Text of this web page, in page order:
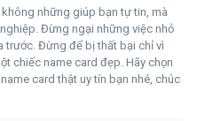
không những giúp bạn tự tin, mà
Đừng ngại những việc nhỏ
trước. Đừng để bị thất bại chỉ vì
chiếc name card đẹp. Hãy chọn
card thật uy tín bạn nhé, chúc